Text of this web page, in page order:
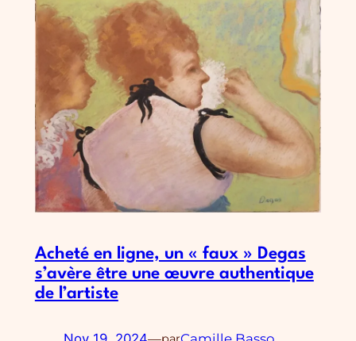
Acheté en ligne, un « faux » Degas
s’avère être une œuvre authentique
de l’artiste